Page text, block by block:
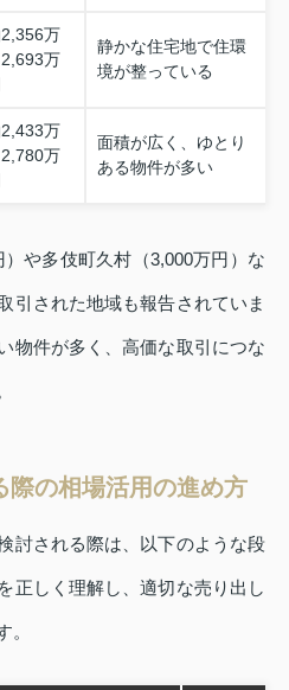
万
2,693万
静かな住宅地で住環
境が整っている
万
2,780万
面積が広く、ゆとり
ある物件が多い
や多伎町久村（3,000万円）な
引された地域も報告されていま
物件が多く、高価な取引につな
際の相場活用の進め方
討される際は、以下のような段
正しく理解し、適切な売り出し
。